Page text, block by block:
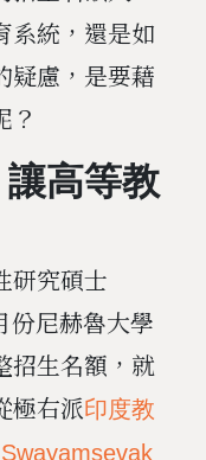
系統，還是如
疑慮，是要藉
？
高等教
研究碩士
份尼赫魯大學
招生名額，就
極右派印度教